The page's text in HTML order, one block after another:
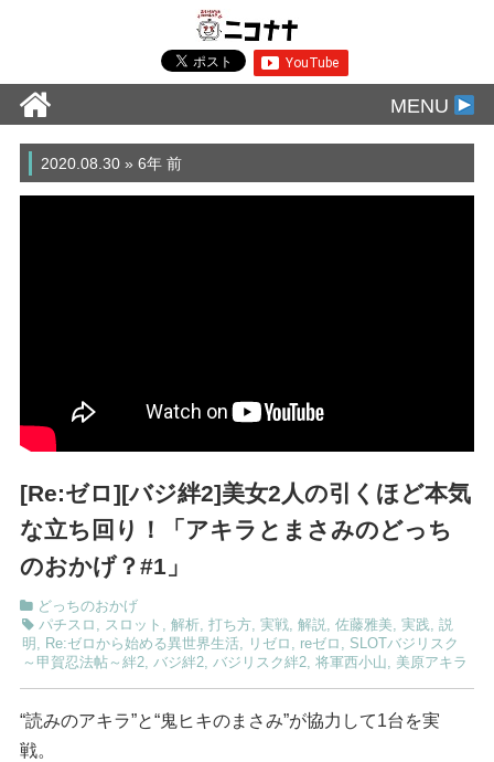
MENU
2020.08.30 » 6年 前
[Re:ゼロ][バジ絆2]美女2人の引くほど本気
な立ち回り！「アキラとまさみのどっち
のおかげ？#1」
どっちのおかげ
パチスロ , スロット , 解析, 打ち方, 実戦, 解説, 佐藤雅美, 実践, 説
明 , Re:ゼロから始める異世界生活, リゼロ , reゼロ , SLOTバジリスク
～甲賀忍法帖～絆2, バジ絆2, バジリスク絆2, 将軍西小山, 美原アキラ
“読みのアキラ”と“鬼ヒキのまさみ”が協力して1台を実
戦。